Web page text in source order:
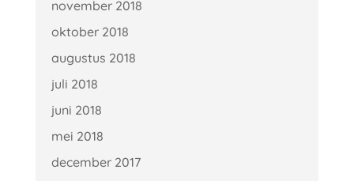
november 2018
oktober 2018
augustus 2018
juli 2018
juni 2018
mei 2018
december 2017